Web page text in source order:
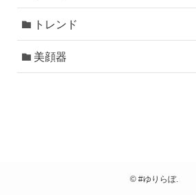
トレンド
美顔器
© #ゆりらぼ.